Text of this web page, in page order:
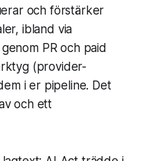
och förstärker
ibland via
PR och paid
(provider-
i er pipeline. Det
och ett